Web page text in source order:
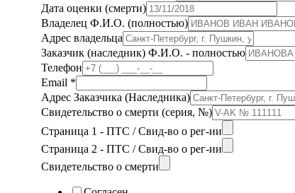
Дата оценки (смерти)
Владелец Ф.И.О. (полностью)
Адрес владельца
Заказчик (наследник) Ф.И.О. - полностью
Телефон
Email *
Адрес Заказчика (Наследника)
Свидетельство о смерти (серия, №)
Страница 1 - ПТС / Свид-во о рег-ии
Страница 2 - ПТС / Свид-во о рег-ии
Свидетельство о смерти